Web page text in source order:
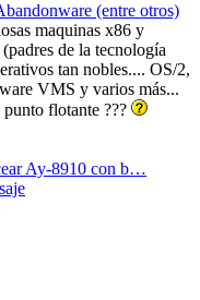
(entre otros)
maquinas x86 y
de la tecnología
tan nobles.... OS/2,
VMS y varios más...
flotante ???
Ay-8910 con b…